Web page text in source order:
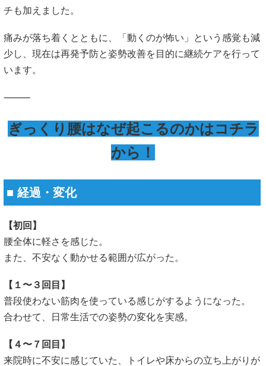
チも加えました。
痛みが落ち着くとともに、「動くのが怖い」という感覚も減
少し、現在は再発予防と姿勢改善を目的に継続ケアを行って
います。
⸻
ぎっくり腰はなぜ起こるのかはコチラ
から！
■ 経過・変化
【初回】
腰全体に軽さを感じた。
また、不安なく動かせる範囲が広がった。
【１〜３回目】
普段使わない筋肉を使っている感じがするようになった。
合わせて、日常生活での姿勢の変化を実感。
【４〜７回目】
来院時に不安に感じていた、トイレや床からの立ち上がりが